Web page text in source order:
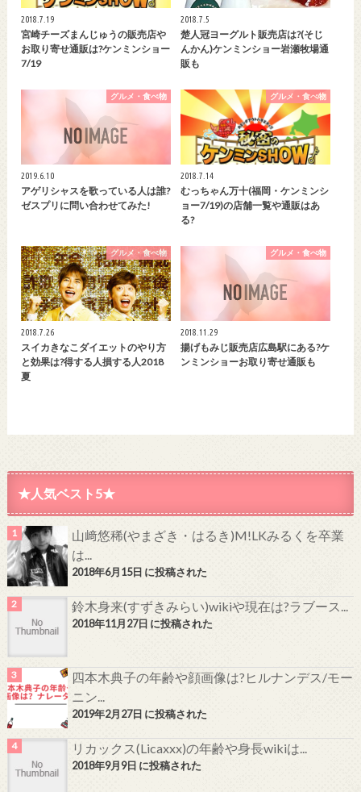
2018.7.19
宮崎チーズまんじゅうの販売店や
お取り寄せ通販は?ケンミンショー
7/19
2018.7.5
楚人冠ヨーグルト販売店は?(そじ
んかん)ケンミンショー岩瀬牧場通
販も
グルメ・食べ物
2019.6.10
アゲリシャスを歌っている人は誰?
ゼスプリに問い合わせてみた!
グルメ・食べ物
2018.7.14
むっちゃん万十(福岡・ケンミンシ
ョー7/19)の店舗一覧や通販はあ
る?
グルメ・食べ物
2018.7.26
スイカきなこダイエットのやり方
と効果は?得する人損する人2018
夏
グルメ・食べ物
2018.11.29
揚げもみじ販売店広島駅にある?ケ
ンミンショーお取り寄せ通販も
★人気ベスト5★
山﨑悠稀(やまざき・はるき)M!LKみるくを卒業
は...
2018年6月15日 に投稿された
鈴木身来(すずきみらい)wikiや現在は?ラブース...
2018年11月27日 に投稿された
四本木典子の年齢や顔画像は?ヒルナンデス/モー
ニン...
2019年2月27日 に投稿された
リカックス(Licaxxx)の年齢や身長wikiは...
2018年9月9日 に投稿された